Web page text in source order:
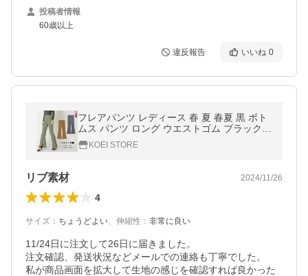
投稿者情報
60歳以上
違反報告 いいね 0
フレアパンツ レディース 春 夏 春夏 黒 ボト
ムス パンツ ロング ウエストゴム ブラック
グリーン ベージュ 大人 20代 30代 40代 OL
ママ 母
KOEI STORE
リブ素材 2024/11/26
4
サイズ ： ちょうどよい、 伸縮性 ： 非常に良い
11/24日に注文して26日に届きました。
注文確認、発送状況などメールでの連絡も丁寧でした。
私が商品画面を拡大して生地の感じを確認すれば良かった